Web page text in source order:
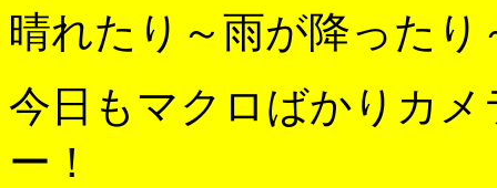
晴れたり～雨が降った
今日もマクロばかりカ
ー！